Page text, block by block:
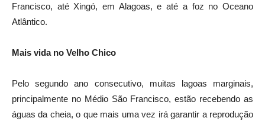
Francisco, até Xingó, em Alagoas, e até a foz no Oceano
Atlântico.
Mais vida no Velho Chico
Pelo segundo ano consecutivo, muitas lagoas marginais,
principalmente no Médio São Francisco, estão recebendo as
águas da cheia, o que mais uma vez irá garantir a reprodução